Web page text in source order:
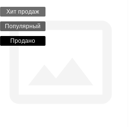
Хит продаж
Популярный
Продано